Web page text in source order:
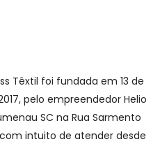
Têxtil foi fundada em 13 de
pelo empreendedor Helio
SC na Rua Sarmento
intuito de atender desde